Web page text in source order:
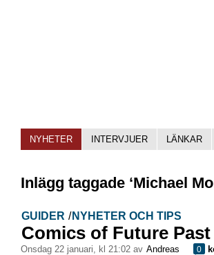
NYHETER INTERVJUER LÄNKAR
Inlägg taggade ‘Michael
GUIDER / NYHETER OCH TIPS
Comics of Future
onsdag 22 januari, kl 21:02 av Andreas 0